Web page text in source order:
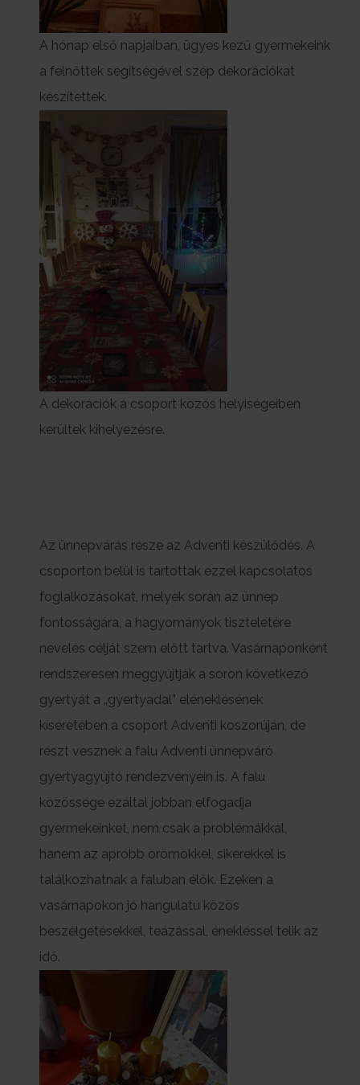
A hónap első napjaiban, ügyes kezű gyermekeink
a felnőttek segítségével szép dekorációkat
készítettek.
A dekorációk a csoport közös helyiségeiben
kerültek kihelyezésre.
Az ünnepvárás része az Adventi készülődés. A
csoporton belül is tartottak ezzel kapcsolatos
foglalkozásokat, melyek során az ünnep
fontosságára, a hagyományok tiszteletére
nevelés célját szem előtt tartva. Vasárnaponként
rendszeresen meggyújtják a soron következő
gyertyát a „gyertyadal” eléneklésének
kíséretében a csoport Adventi koszorúján, de
részt vesznek a falu Adventi ünnepváró
gyertyagyújtó rendezvényein is. A falu
közössége ezáltal jobban elfogadja
gyermekeinket, nem csak a problémákkal,
hanem az apróbb örömökkel, sikerekkel is
találkozhatnak a faluban élők. Ezeken a
vasárnapokon jó hangulatú közös
beszélgetésekkel, teázással, énekléssel telik az
idő.